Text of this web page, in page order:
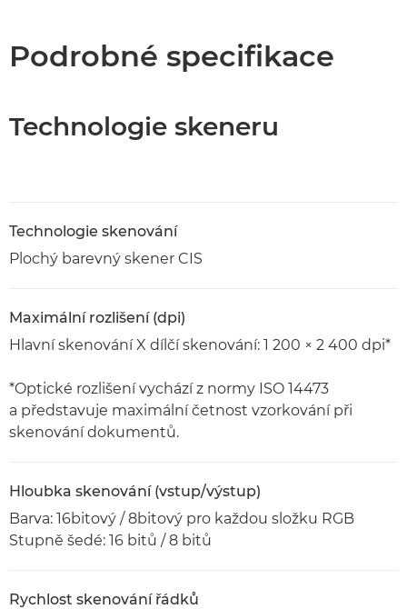
Podrobné specifikace
Technologie skeneru
Technologie skenování
Plochý barevný skener CIS
Maximální rozlišení (dpi)
Hlavní skenování X dílčí skenování: 1 200 × 2 400 dpi*
*Optické rozlišení vychází z normy ISO 14473
a představuje maximální četnost vzorkování při
skenování dokumentů.
Hloubka skenování (vstup/výstup)
Barva: 16bitový / 8bitový pro každou složku RGB
Stupně šedé: 16 bitů / 8 bitů
Rychlost skenování řádků